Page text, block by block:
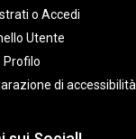
o Accedi
Utente
Profilo
di accessibilità